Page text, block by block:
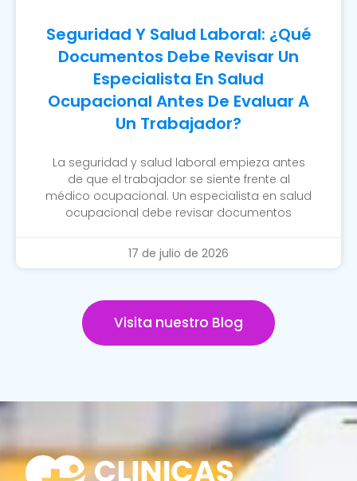
Seguridad Y Salud Laboral: ¿Qué
Documentos Debe Revisar Un
Especialista En Salud
Ocupacional Antes De Evaluar A
Un Trabajador?
La seguridad y salud laboral empieza antes
de que el trabajador se siente frente al
médico ocupacional. Un especialista en salud
ocupacional debe revisar documentos
17 de julio de 2026
Visita nuestro Blog